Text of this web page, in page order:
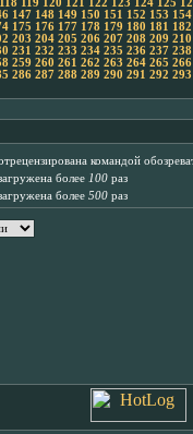
118 119 120 121 122 123 124 125
147 148 149 150 151 152 153 154
175 176 177 178 179 180 181
182
203 204 205 206 207 208 209 210
231 232 233 234 235 236 237 238
259 260 261 262 263 264 265 266
286 287 288 289 290 291 292 293
командой
более 100 раз
более 500 раз